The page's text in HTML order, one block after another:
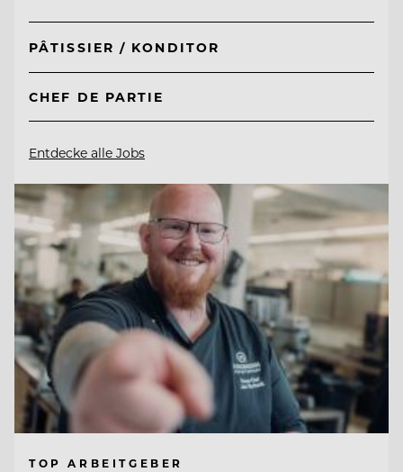
PÂTISSIER / KONDITOR
CHEF DE PARTIE
Entdecke alle Jobs
TOP ARBEITGEBER